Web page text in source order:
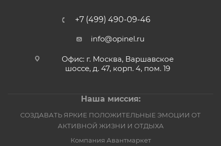
+7 (499) 490-09-46
info@opinel.ru
Офис: г. Москва, Варшавское
шоссе, д. 47, корп. 4, пом. 19
Наша миссия:
СОЗДАВАТЬ ЯРКИЕ ПОЛОЖИТЕЛЬНЫЕ ЭМОЦИИ ОТ
АКТИВНОЙ ЖИЗНИ И ОТДЫХА
Компания Авантмаркет